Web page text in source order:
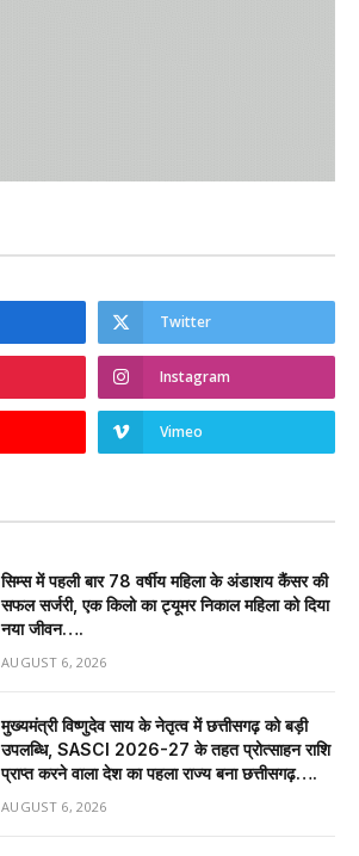
Twitter
Instagram
Vimeo
सिम्स में पहली बार 78 वर्षीय महिला के अंडाशय कैंसर की
सफल सर्जरी, एक किलो का ट्यूमर निकाल महिला को दिया
नया जीवन….
AUGUST 6, 2026
मुख्यमंत्री विष्णुदेव साय के नेतृत्व में छत्तीसगढ़ को बड़ी
उपलब्धि, SASCI 2026-27 के तहत प्रोत्साहन राशि
प्राप्त करने वाला देश का पहला राज्य बना छत्तीसगढ़….
AUGUST 6, 2026